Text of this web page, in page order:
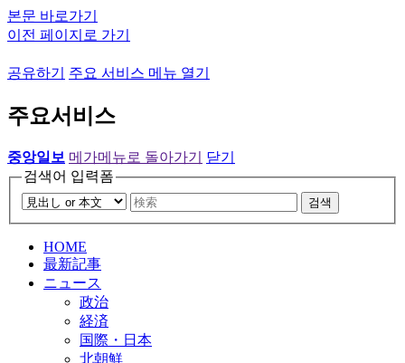
본문 바로가기
이전 페이지로 가기
공유하기 주요 서비스 메뉴 열기
주요서비스
중앙일보 메가메뉴로 돌아가기
닫기
검색어 입력폼
검색
HOME
最新記事
ニュース
政治
経済
国際・日本
北朝鮮